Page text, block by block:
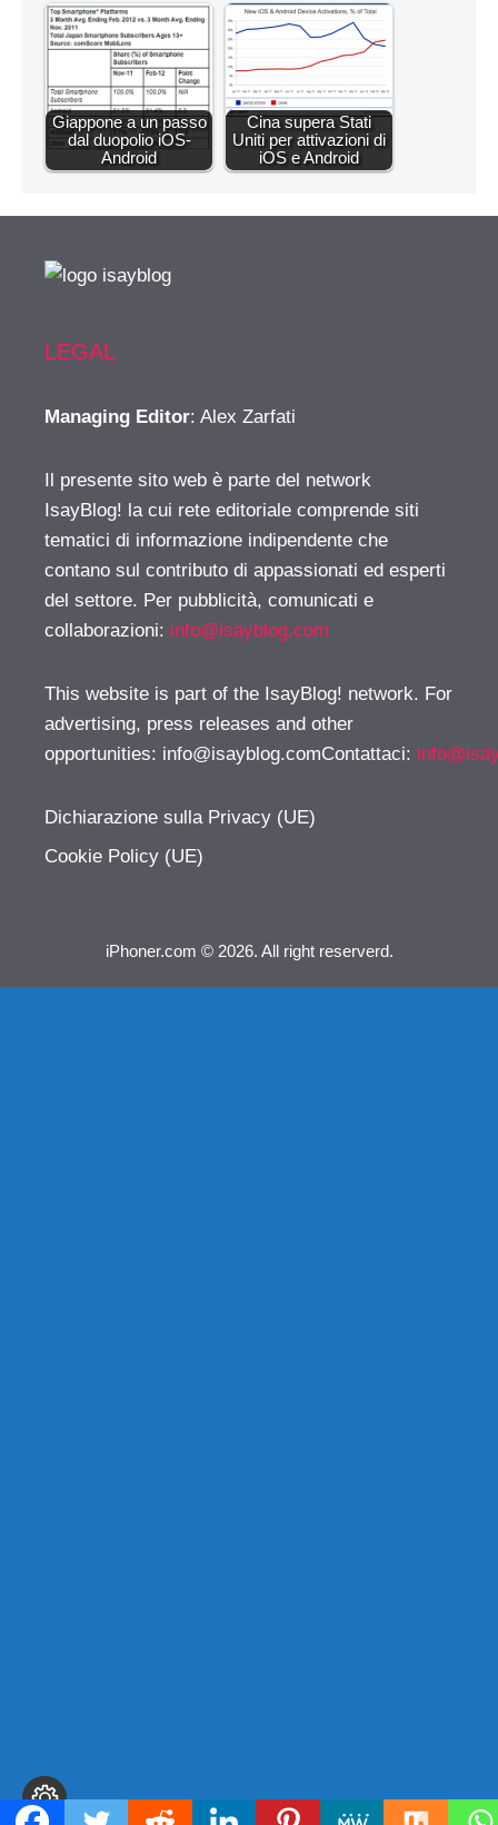
Giappone a un passo
dal duopolio iOS-
Android
Cina supera Stati
Uniti per attivazioni di
iOS e Android
LEGAL
Managing Editor: Alex Zarfati
Il presente sito web è parte del network
IsayBlog! la cui rete editoriale comprende siti
tematici di informazione indipendente che
contano sul contributo di appassionati ed esperti
del settore. Per pubblicità, comunicati e
collaborazioni: info@isayblog.com
This website is part of the IsayBlog! network. For
advertising, press releases and other
opportunities: info@isayblog.comContattaci:
Dichiarazione sulla Privacy (UE)
Cookie Policy (UE)
iPhoner.com © 2026. All right reserverd.